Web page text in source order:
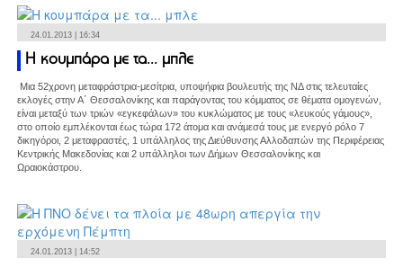
24.01.2013 | 16:34
Η κουμπάρα με τα... μπλε
Μια 52χρονη μεταφράστρια-μεσίτρια, υποψήφια βουλευτής της ΝΔ στις τελευταίες
εκλογές στην Α΄ Θεσσαλονίκης και παράγοντας του κόμματος σε θέματα ομογενών,
είναι μεταξύ των τριών «εγκεφάλων» του κυκλώματος με τους «λευκούς γάμους»,
στο οποίο εμπλέκονται έως τώρα 172 άτομα και ανάμεσά τους με ενεργό ρόλο 7
δικηγόροι, 2 μεταφραστές, 1 υπάλληλος της Διεύθυνσης Αλλοδαπών της Περιφέρειας
Κεντρικής Μακεδονίας και 2 υπάλληλοι των Δήμων Θεσσαλονίκης και
Ωραιοκάστρου.
24.01.2013 | 14:52